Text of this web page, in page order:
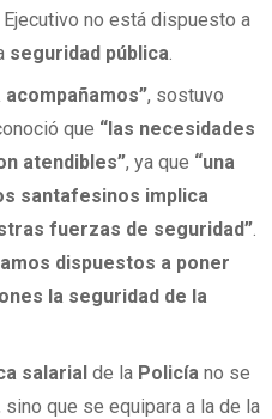
no está dispuesto a
seguridad pública.
, sostuvo
que “las necesidades
atendibles”, ya que “una
santafesinos implica
fuerzas de seguridad”.
dispuestos a poner
la seguridad de la
salarial de la Policía no se
que se equipara a la de la